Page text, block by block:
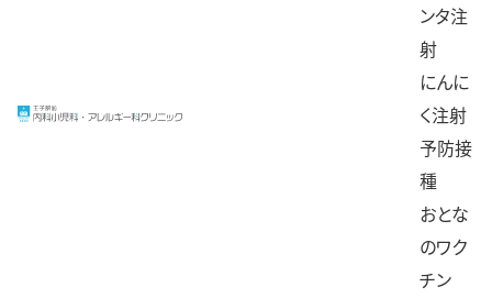
ンタ注
射
にんに
く注射
予防接
種
おとな
のワク
チン